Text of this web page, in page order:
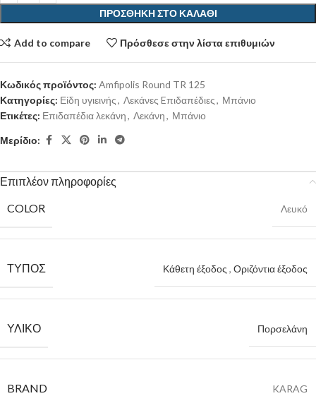
ΠΡΟΣΘΉΚΗ ΣΤΟ ΚΑΛΆΘΙ
Add to compare Πρόσθεσε στην λίστα επιθυμιών
Κωδικός προϊόντος: Amfipolis Round TR 125
Κατηγορίες: Είδη υγιεινής, Λεκάνες Eπιδαπέδιες, Μπάνιο
Ετικέτες: Επιδαπέδια λεκάνη, Λεκάνη, Μπάνιο
Μερίδιο:
Επιπλέον πληροφορίες
COLOR
Λευκό
ΤΎΠΟΣ Κάθετη έξοδος , Οριζόντια έξοδος
ΥΛΙΚΌ Πορσελάνη
BRAND KARAG